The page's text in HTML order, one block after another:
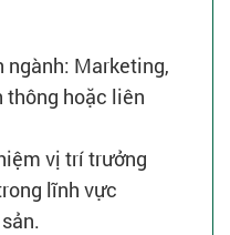
ngành: Marketing,
thông hoặc liên
vị trí trưởng
lĩnh vực